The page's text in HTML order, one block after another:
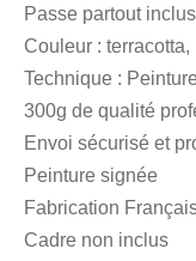
Passe partout inclus
Couleur : terracotta,
Technique :
300g de qualité
Envoi sécurisé et
Peinture signée
Fabrication
Cadre non inclus